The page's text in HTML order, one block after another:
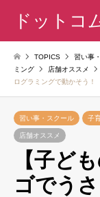
ドットコ
TOPICS 習い事
ミング
店舗オススメ
ログラミングで動かそう！
習い事・スクール 子
店舗オススメ
【子ど
ゴでう